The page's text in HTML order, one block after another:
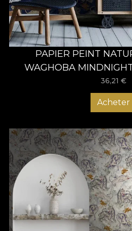
PAPIER PEINT
WAGHOBA
36,21 €
Acheter